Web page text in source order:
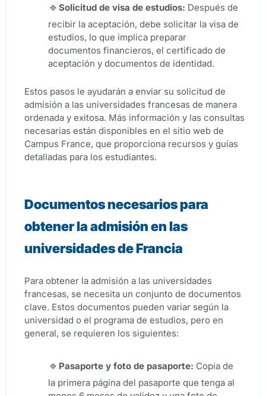
Solicitud de visa de estudios: Después de
recibir la aceptación, debe solicitar la visa de
estudios, lo que implica preparar
documentos financieros, el certificado de
aceptación y documentos de identidad.
Estos pasos le ayudarán a enviar su solicitud de
admisión a las universidades francesas de manera
ordenada y exitosa. Más información y las consultas
necesarias están disponibles en el sitio web de
Campus France, que proporciona recursos y guías
detalladas para los estudiantes.
Documentos necesarios para
obtener la admisión en las
universidades de Francia
Para obtener la admisión a las universidades
francesas, se necesita un conjunto de documentos
clave. Estos documentos pueden variar según la
universidad o el programa de estudios, pero en
general, se requieren los siguientes:
Pasaporte y foto de pasaporte: Copia de
la primera página del pasaporte que tenga al